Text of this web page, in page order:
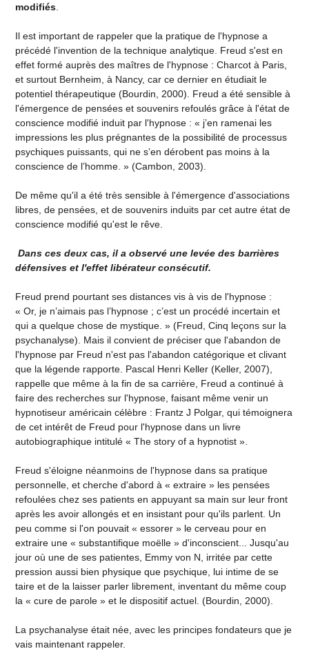
modifiés.
Il est important de rappeler que la pratique de l'hypnose a
précédé l'invention de la technique analytique. Freud s'est en
effet formé auprès des maîtres de l'hypnose : Charcot à Paris,
et surtout Bernheim, à Nancy, car ce dernier en étudiait le
potentiel thérapeutique (Bourdin, 2000). Freud a été sensible à
l'émergence de pensées et souvenirs refoulés grâce à l'état de
conscience modifié induit par l'hypnose : « j’en ramenai les
impressions les plus prégnantes de la possibilité de processus
psychiques puissants, qui ne s’en dérobent pas moins à la
conscience de l’homme. » (Cambon, 2003).
De même qu'il a été très sensible à l'émergence d'associations
libres, de pensées, et de souvenirs induits par cet autre état de
conscience modifié qu'est le rêve.
Dans ces deux cas, il a observé une levée des barrières
défensives et l'effet libérateur consécutif.
Freud prend pourtant ses distances vis à vis de l'hypnose :
« Or, je n’aimais pas l’hypnose ; c’est un procédé incertain et
qui a quelque chose de mystique. » (Freud, Cinq leçons sur la
psychanalyse). Mais il convient de préciser que l'abandon de
l'hypnose par Freud n'est pas l'abandon catégorique et clivant
que la légende rapporte. Pascal Henri Keller (Keller, 2007),
rappelle que même à la fin de sa carrière, Freud a continué à
faire des recherches sur l'hypnose, faisant même venir un
hypnotiseur américain célèbre : Frantz J Polgar, qui témoignera
de cet intérêt de Freud pour l'hypnose dans un livre
autobiographique intitulé « The story of a hypnotist ».
Freud s'éloigne néanmoins de l'hypnose dans sa pratique
personnelle, et cherche d'abord à « extraire » les pensées
refoulées chez ses patients en appuyant sa main sur leur front
après les avoir allongés et en insistant pour qu'ils parlent. Un
peu comme si l'on pouvait « essorer » le cerveau pour en
extraire une « substantifique moëlle » d'inconscient... Jusqu'au
jour où une de ses patientes, Emmy von N, irritée par cette
pression aussi bien physique que psychique, lui intime de se
taire et de la laisser parler librement, inventant du même coup
la « cure de parole » et le dispositif actuel. (Bourdin, 2000).
La psychanalyse était née, avec les principes fondateurs que je
vais maintenant rappeler.